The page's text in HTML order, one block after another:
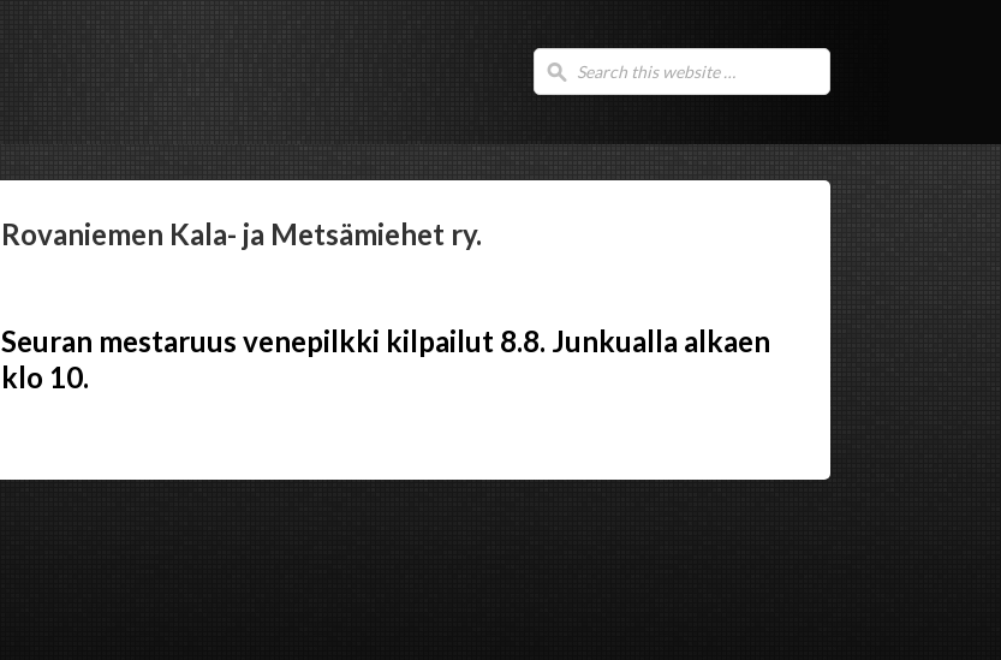
Rovaniemen Kala- ja Metsämiehet ry.
Seuran mestaruus venepilkki kilpailut 8.8. Junkualla alkaen
klo 10.